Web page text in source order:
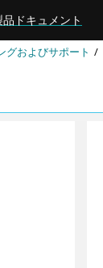
品ドキュメント
グおよびサポート